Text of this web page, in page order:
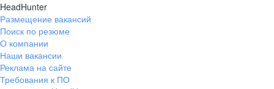
HeadHunter
Размещение вакансий
Поиск по резюме
О компании
Наши вакансии
Реклама на сайте
Требования к ПО